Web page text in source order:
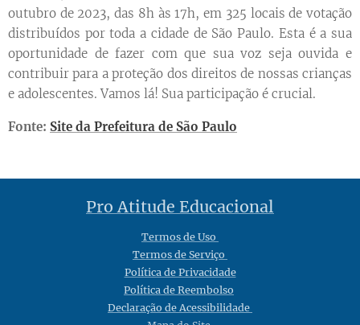
outubro de 2023, das 8h às 17h, em 325 locais de votação
distribuídos por toda a cidade de São Paulo. Esta é a sua
oportunidade de fazer com que sua voz seja ouvida e
contribuir para a proteção dos direitos de nossas crianças
e adolescentes. Vamos lá! Sua participação é crucial.
Fonte: Site da Prefeitura de São Paulo
Pro Atitude Educacional
Termos de Uso
Termos de Serviço
Política de Privacidade
Política de Reembolso
Declaração de Acessibilidade